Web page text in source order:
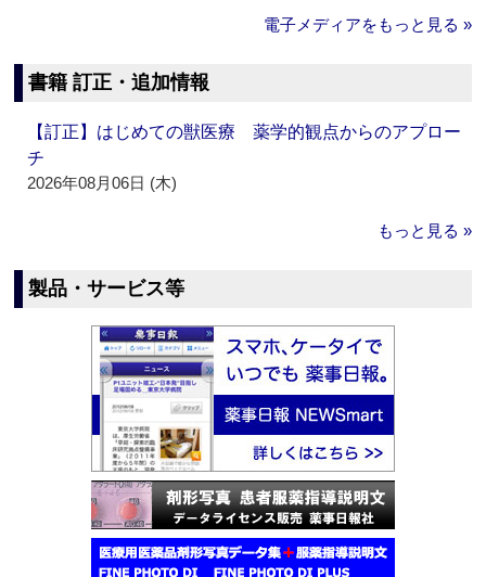
電子メディアをもっと見る »
書籍 訂正・追加情報
【訂正】はじめての獣医療 薬学的観点からのアプロー
チ
2026年08月06日 (木)
もっと見る »
製品・サービス等